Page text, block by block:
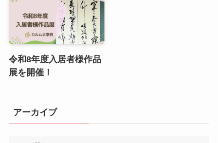
令和8年度入居者様作品
展を開催！
アーカイブ